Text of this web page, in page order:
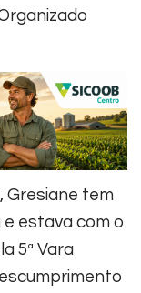
Gresiane tem
estava com o
5ª Vara